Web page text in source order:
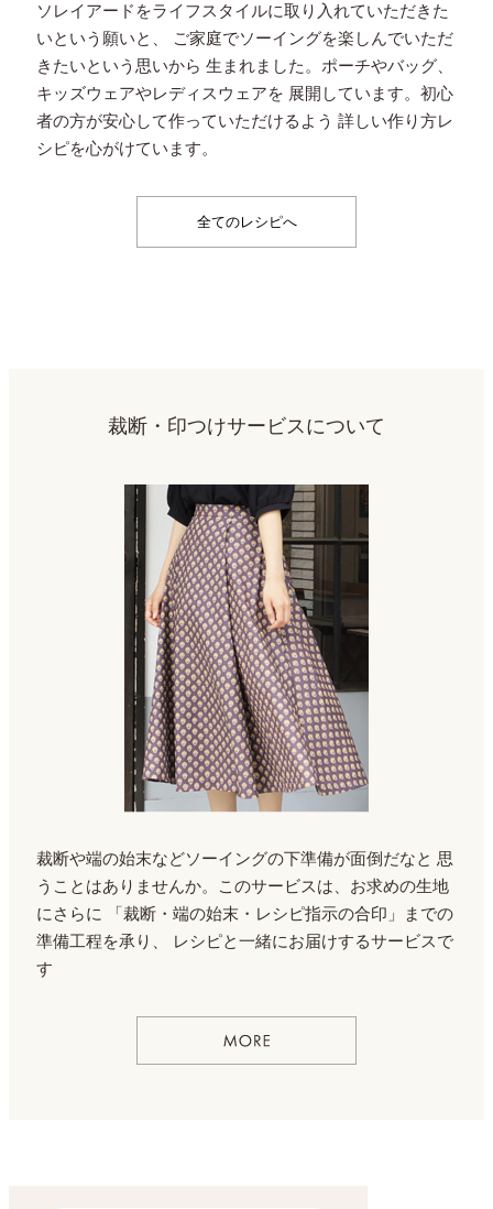
ソレイアードをライフスタイルに取り入れていただきた
いという願いと、
ご家庭でソーイングを楽しんでいただ
きたいという思いから 生まれました。ポーチやバッグ、
キッズウェアやレディスウェアを 展開しています。初心
者の方が安心して作っていただけるよう 詳しい作り方レ
シピを心がけています。
全てのレシピへ
裁断・印つけサービスについて
裁断や端の始末などソーイングの下準備が面倒だなと 思
うことはありませんか。このサービスは、お求めの生地
にさらに
「裁断・端の始末・レシピ指示の合印」までの
準備工程を承り、
レシピと一緒にお届けするサービスで
す